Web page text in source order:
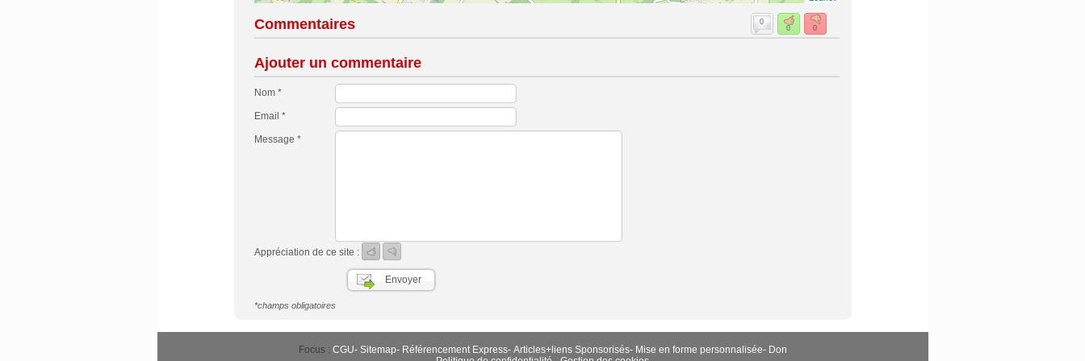
Commentaires
0
0
0
Ajouter un commentaire
Nom *
Email *
Message *
Appréciation de ce site :
*champs obligatoires
Focus : CGU- Sitemap- Référencement Express- Articles+liens Sponsorisés- Mise en forme personnalisée- Don